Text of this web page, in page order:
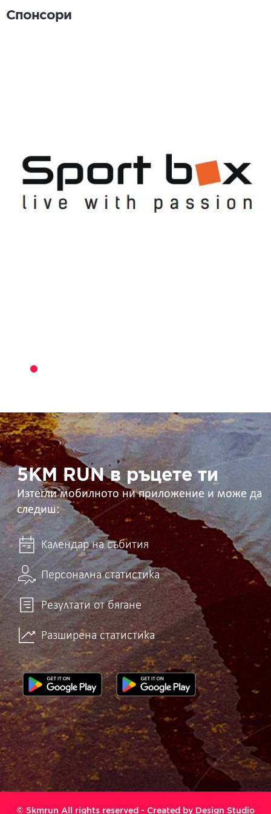
Спонсори
5KM
RUN
в
ръцете
ти 5KM RUN в ръцете ти
Изтегли мобилното ни приложение и може да
следиш:
Календар на събития
Персонална статистика
Резултати от бягане
Разширена статистика
© 5kmrun All rights reserved - Created by Design Studio